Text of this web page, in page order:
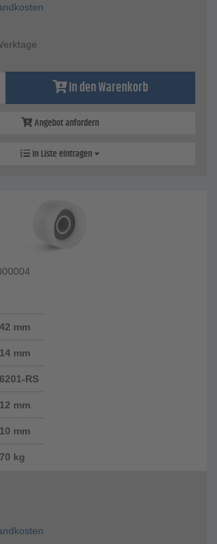
In den Warenkorb
Angebot anfordern
In Liste eintragen
42 mm
14 mm
6201-RS
12 mm
10 mm
70 kg